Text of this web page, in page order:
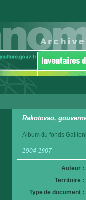
Rakotovao,
Album du fonds
1904-1907
Auteur :
Territoire :
Type de document :